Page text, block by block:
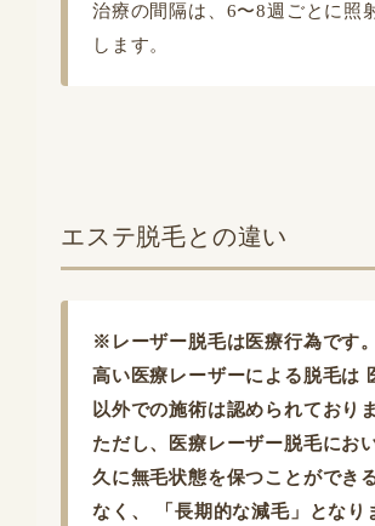
治療の間隔は、6〜8週ごとに照
します。
エステ脱毛との違い
※レーザー脱毛は医療行為です
高い医療レーザーによる脱毛は
以外での施術は認められており
ただし、医療レーザー脱毛にお
久に無毛状態を保つことができ
なく、 「長期的な減毛」となり